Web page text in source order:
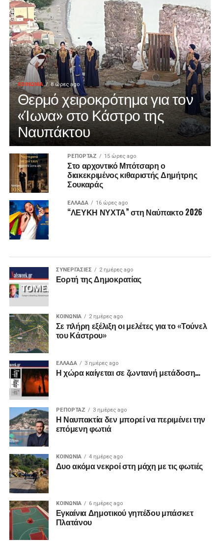
ΚΟΙΝΩΝΙΑ 8 ώρες ago
Θερμό χειροκρότημα για τον
«Ίωνα» στο Κάστρο της
Ναυπάκτου
ΡΕΠΟΡΤΑΖ 15 ώρες ago
Στο αρχοντικό Μπότσαρη ο
διακεκριμένος κιθαριστής Δημήτρης
Σουκαράς
ΕΛΛΑΔΑ 16 ώρες ago
“ΛΕΥΚΗ ΝΥΧΤΑ” στη Ναύπακτο 2026
ΣΥΝΕΡΓΑΣΙΕΣ 2 ημέρες ago
Εορτή της Δημοκρατίας
ΚΟΙΝΩΝΙΑ 2 ημέρες ago
Σε πλήρη εξέλιξη οι μελέτες για το «Τούνελ
του Κάστρου»
ΕΛΛΑΔΑ 3 ημέρες ago
Η χώρα καίγεται σε ζωντανή μετάδοση…
ΡΕΠΟΡΤΑΖ 3 ημέρες ago
Η Ναυπακτία δεν μπορεί να περιμένει την
επόμενη φωτιά
ΚΟΙΝΩΝΙΑ 4 ημέρες ago
Δυο ακόμα νεκροί στη μάχη με τις φωτιές
ΚΟΙΝΩΝΙΑ 6 ημέρες ago
Εγκαίνια Δημοτικού γηπέδου μπάσκετ
Πλατάνου